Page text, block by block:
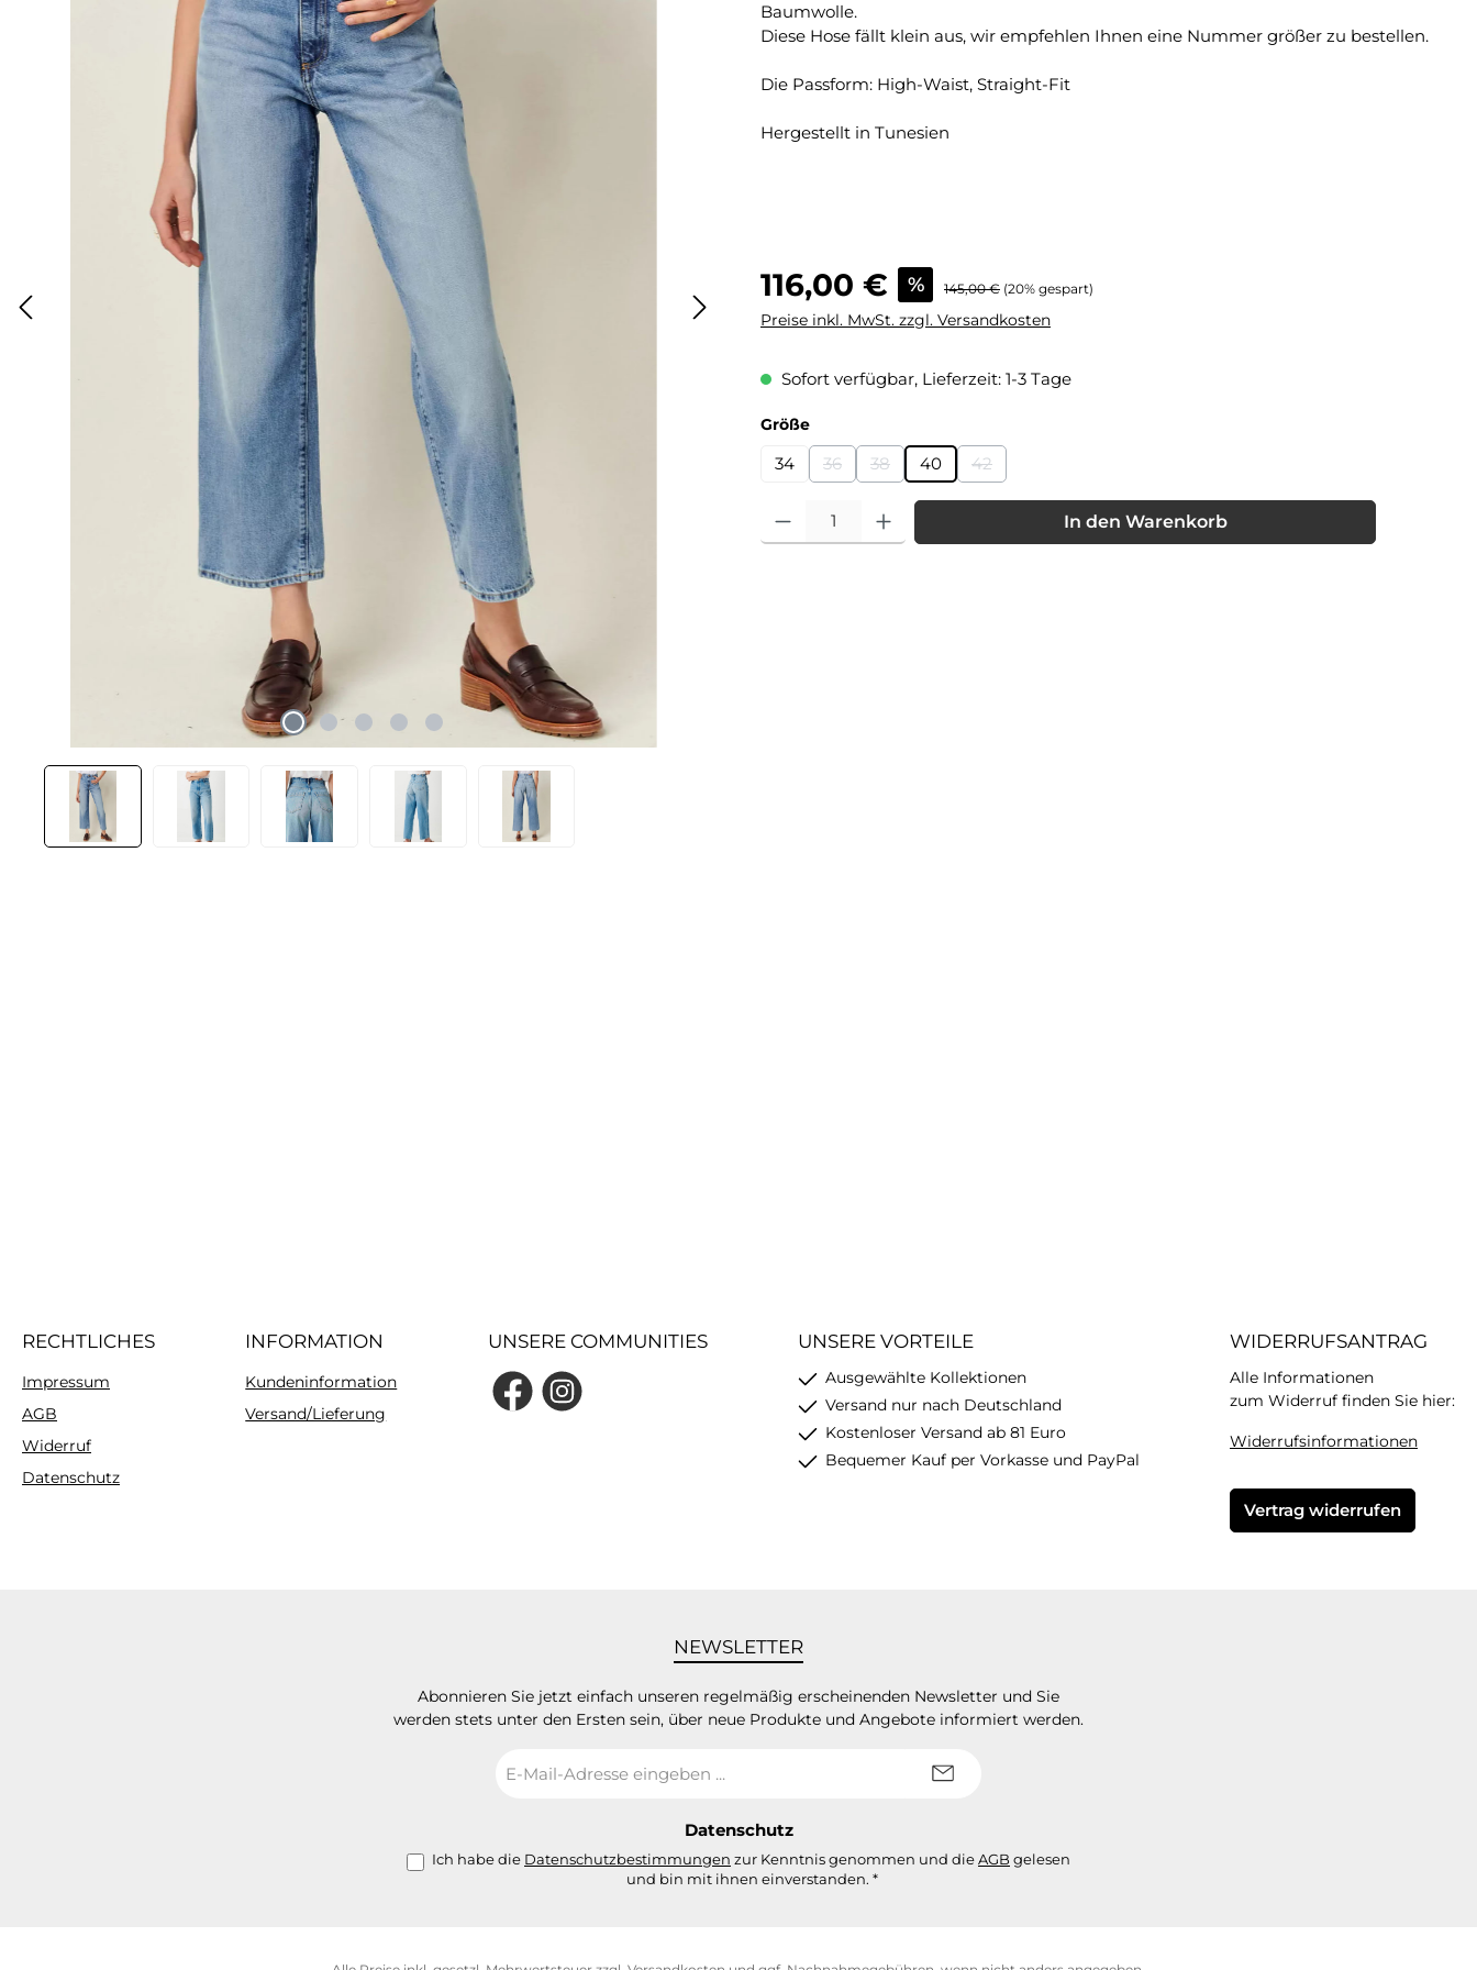
Baumwolle.
Diese Hose fällt klein aus, wir empfehlen Ihnen eine Nummer größer zu bestellen.
Die Passform: High-Waist, Straight-Fit
Hergestellt in Tunesien
Verkaufspreis:
116,00 € % Regulärer Preis:
145,00 € (20% gespart)
Preise inkl. MwSt. zzgl. Versandkosten
Sofort verfügbar, Lieferzeit: 1-3 Tage
Größeauswählen
34 36
(Diese Option ist zurzeit nicht verfügbar.)
38
(Diese Option ist zurzeit nicht verfügbar.)
40 42
(Diese Option ist zurzeit nicht verfügbar.)
Produkt Anzahl: Gib den gewünschten Wert ein oder benutze die Schaltflächen um die
In den Warenkorb
RECHTLICHES
Impressum
AGB
Widerruf
Datenschutz
INFORMATION
Kundeninformation
Versand/Lieferung
UNSERE COMMUNITIES
FacebookInstagram
UNSERE VORTEILE
Ausgewählte Kollektionen
Versand nur nach Deutschland
Kostenloser Versand ab 81 Euro
Bequemer Kauf per Vorkasse und PayPal
WIDERRUFSANTRAG
Alle Informationen
zum Widerruf finden Sie hier:
Widerrufsinformationen
Vertrag widerrufen
NEWSLETTER
Abonnieren Sie jetzt einfach unseren regelmäßig erscheinenden Newsletter und Sie
werden stets unter den Ersten sein, über neue Produkte und Angebote informiert werden.
Mail-
Datenschutz
Ich habe die Datenschutzbestimmungen zur Kenntnis genommen und dieAGB gelesen
und bin mit ihnen einverstanden. *